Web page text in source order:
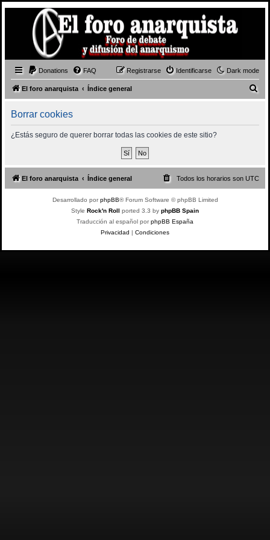
Dark mode
Donations FAQ Identificarse
Registrarse
El foro anarquista Índice general
Borrar cookies
¿Estás seguro de querer borrar todas las cookies de este sitio?
El foro anarquista Índice general Todos los horarios son UTC
Desarrollado porphpBB® Forum Software © phpBB Limited
Style Rock'n Roll ported 3.3 by phpBB Spain
Traducción al español porphpBB España
Privacidad | Condiciones